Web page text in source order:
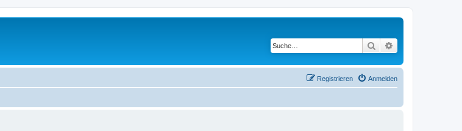
Suche
Anmelden
Registrieren